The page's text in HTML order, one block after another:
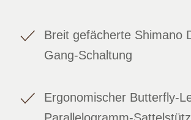
Breit gefächerte Shimano
Gang-Schaltung
Ergonomischer Butterfly-